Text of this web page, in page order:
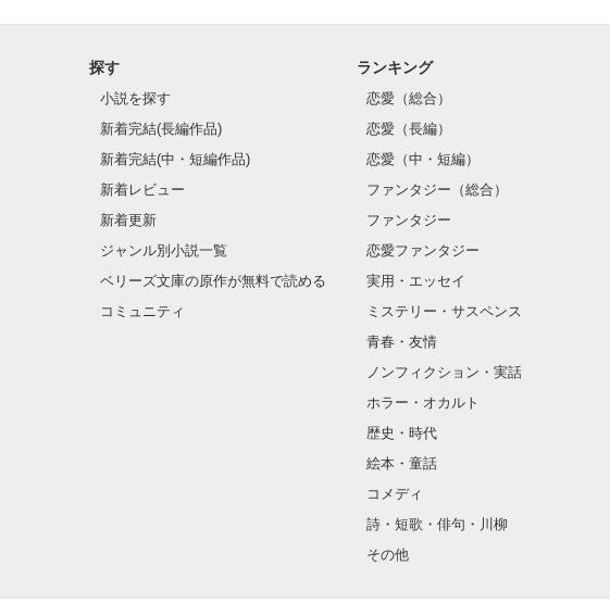
想いも全部詰め込んで、
何かに残しておきたかった。
探す
小説を探す
新着完結(長編作品)
新着完結(中・短編作品)
新着レビュー
新着更新
ジャンル別小説一覧
ベリーズ文庫の原作が無料で読める
コミュニティ
ランキング
恋愛（総合）
恋愛（長編）
恋愛（中・短編）
ファンタジー（総合）
ファンタジー
恋愛ファンタジー
実用・エッセイ
ミステリー・サスペンス
青春・友情
ノンフィクション・実話
ホラー・オカルト
歴史・時代
絵本・童話
コメディ
詩・短歌・俳句・川柳
その他